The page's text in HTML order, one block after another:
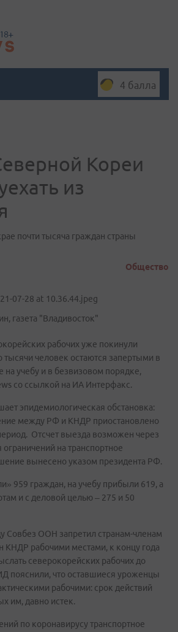
4 балла
Кореи
из
почти тысяча граждан страны
Общество
газета "Владивосток"
рабочих уже покинули
тысячи человек остаются запертыми в
учебу и в безвизовом порядке,
со ссылкой на ИА Интерфакс.
эпидемиологическая обстановка:
между РФ и КНДР приостановлено
Отсчет выезда возможен через
ограничений на транспортное
вынесено указом президента РФ.
959 граждан, на учебу прибыли 619, а
и с деловой целью – 275 и 50
Совбез ООН запретил странам-членам
КНДР рабочими местами, к концу года
северокорейских рабочих до
пояснили, что оставшиеся уроженцы
рабочими: срок действий
им, давно истек.
по коронавирусу транспортное